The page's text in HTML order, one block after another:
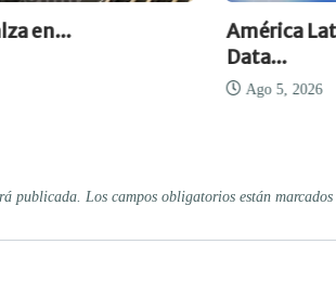
en...
América
Data...
Ago 5, 2026
publicada. Los campos obligatorios están marcados